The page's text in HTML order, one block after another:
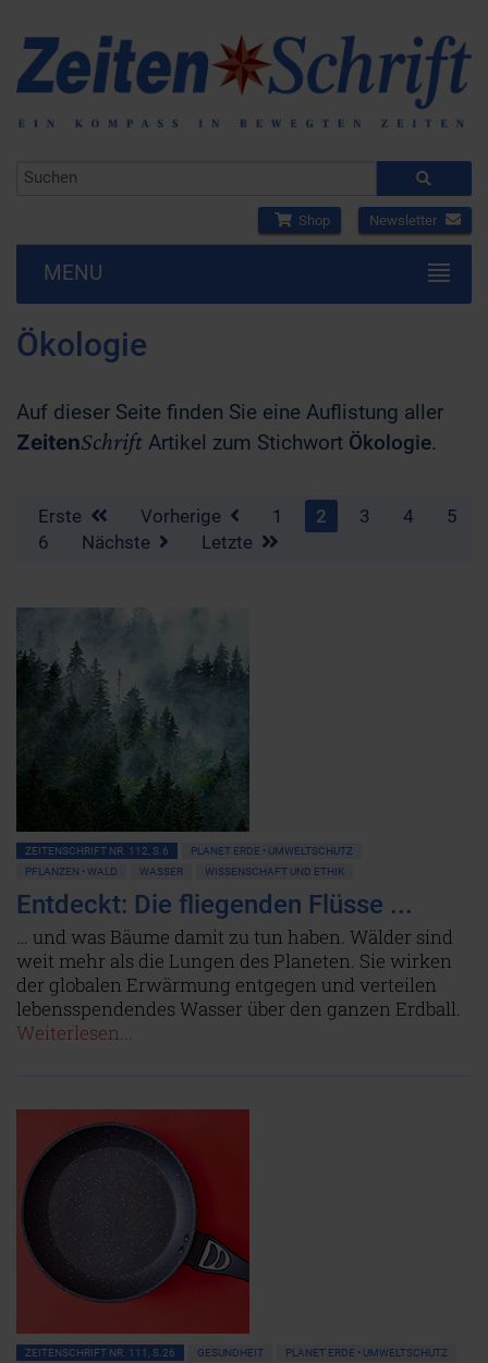
Shop Newsletter
MENU
Ökologie
Auf dieser Seite finden Sie eine Auflistung aller
ZeitenSchrift Artikel zum Stichwort Ökologie.
Erste Vorherige 1 2 3 4
5
6
Nächste Letzte
ZEITENSCHRIFT NR. 112, S.6
PLANET ERDE • UMWELTSCHUTZ
PFLANZEN • WALD
WASSER WISSENSCHAFT UND ETHIK
Entdeckt: Die fliegenden Flüsse ...
… und was Bäume damit zu tun haben. Wälder sind
weit mehr als die Lungen des Planeten. Sie wirken
der globalen Erwärmung entgegen und verteilen
lebensspendendes Wasser über den ganzen Erdball.
Weiterlesen...
ZEITENSCHRIFT NR. 111, S.26 GESUNDHEIT PLANET ERDE • UMWELTSCHUTZ